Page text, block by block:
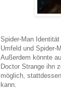
Spider-Man
Umfeld und Spider-
Außerdem könnte
Doctor Strange ihn
möglich,
kann.